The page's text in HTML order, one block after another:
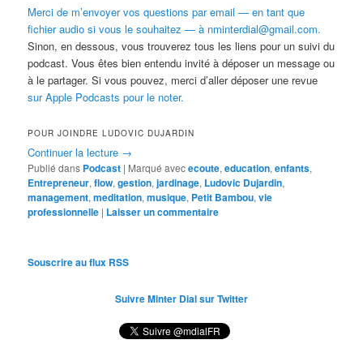
Merci de m’envoyer vos questions par email — en tant que
fichier audio si vous le souhaitez — à nminterdial@gmail.com.
Sinon, en dessous, vous trouverez tous les liens pour un suivi du
podcast. Vous êtes bien entendu invité à déposer un message ou
à le partager. Si vous pouvez, merci d’aller déposer une revue
sur Apple Podcasts pour le noter.
POUR JOINDRE LUDOVIC DUJARDIN
Continuer la lecture →
Publié dans Podcast | Marqué avececoute,education,enfants,
Entrepreneur,flow,gestion,jardinage, Ludovic Dujardin,
management,meditation,musique, Petit Bambou,vie
professionnelle | Laisser un commentaire
Souscrire au flux RSS
Suivre Minter Dial sur Twitter